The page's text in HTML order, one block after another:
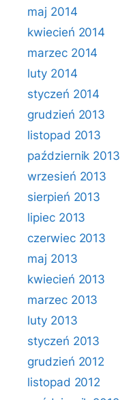
maj 2014
kwiecień 2014
marzec 2014
luty 2014
styczeń 2014
grudzień 2013
listopad 2013
październik 2013
wrzesień 2013
sierpień 2013
lipiec 2013
czerwiec 2013
maj 2013
kwiecień 2013
marzec 2013
luty 2013
styczeń 2013
grudzień 2012
listopad 2012